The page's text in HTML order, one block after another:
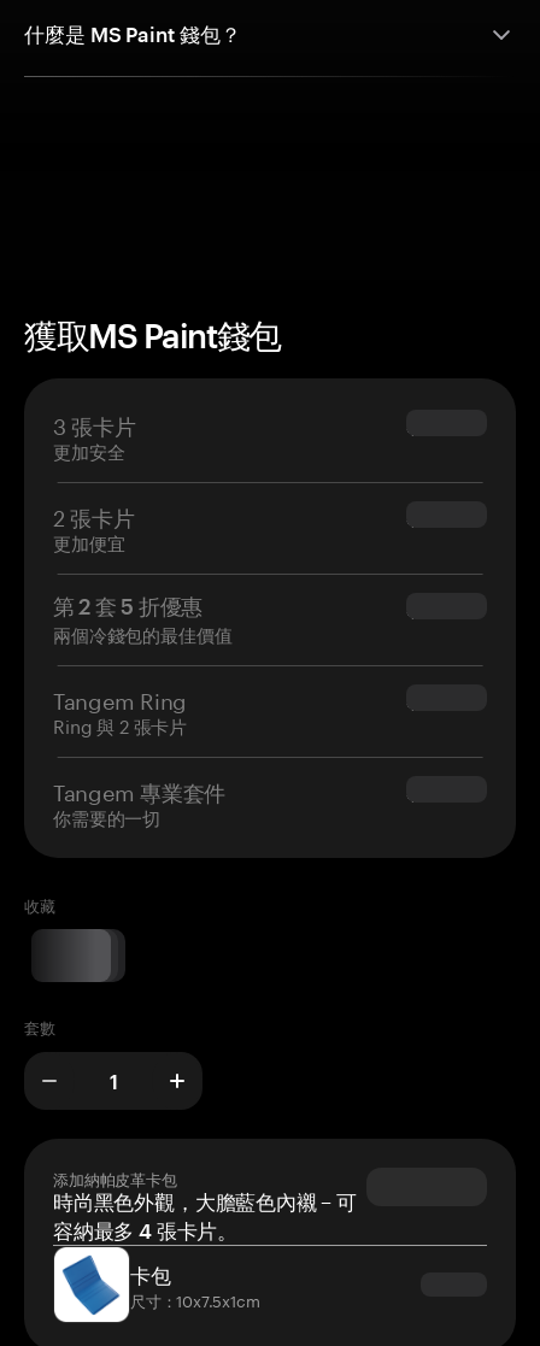
什麼是 MS Paint 錢包？
獲取MS Paint錢包
3 張卡片
更加安全
$69.90
2 張卡片
更加便宜
$54.90
第 2 套 5 折優惠
兩個冷錢包的最佳價值
$34.95
Tangem Ring
Ring 與 2 張卡片
$160.00
Tangem 專業套件
你需要的一切
$180.00
收藏
套數
添加納帕皮革卡包
時尚黑色外觀，大膽藍色內襯 – 可
容納最多 4 張卡片。
卡包
尺寸：10x7.5x1cm